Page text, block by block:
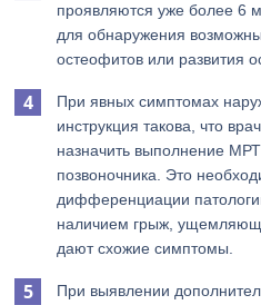
проявляются уже более 6
для обнаружения
остеофитов или развития
При явных симптомах
инструкция такова, что
назначить выполнение
позвоночника. Это
дифференциации
наличием грыж,
дают схожие симптомы.
При выявлении